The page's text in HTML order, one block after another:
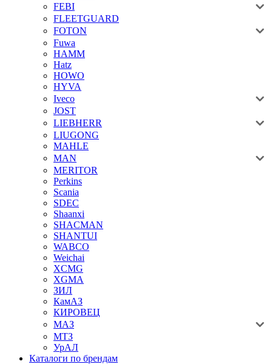
FEBI
FLEETGUARD
FOTON
Fuwa
HAMM
Hatz
HOWO
HYVA
Iveco
JOST
LIEBHERR
LIUGONG
MAHLE
MAN
MERITOR
Perkins
Scania
SDEC
Shaanxi
SHACMAN
SHANTUI
WABCO
Weichai
XCMG
XGMA
ЗИЛ
КамАЗ
КИРОВЕЦ
МАЗ
МТЗ
УрАЛ
Каталоги по брендам